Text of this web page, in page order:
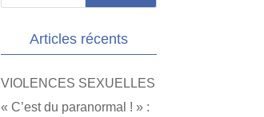
Articles récents
VIOLENCES SEXUELLES
« C’est du paranormal ! » :